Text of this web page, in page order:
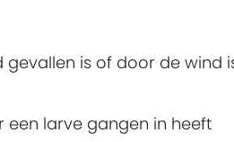
is of door de wind
een larve gangen in heeft